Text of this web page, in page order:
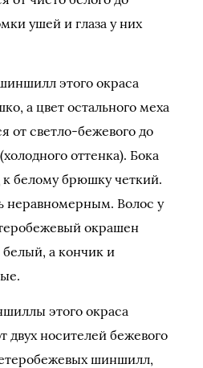
ушей и глаза у них
этого окраса
а цвет остального меха
от светло-бежевого до
оттенка). Бока
белому брюшку четкий.
неравномерным. Волос у
окрашен
белый, а кончик и
этого окраса
двух носителей бежевого
шиншилл,